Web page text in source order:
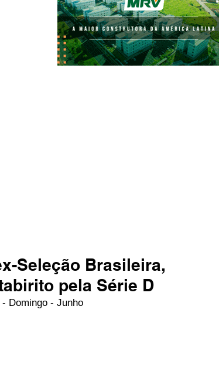
Seleção Brasileira,
pela Série D
Domingo - Junho